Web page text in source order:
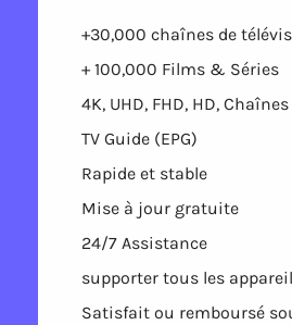
+30,000 chaînes de
+ 100,000 Films & Séries
4K, UHD, FHD, HD, Chaînes
TV Guide (EPG)
Rapide et stable
Mise à jour gratuite
24/7 Assistance
supporter tous les
Satisfait ou remboursé